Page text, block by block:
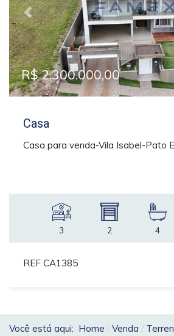
Previous
R$ 2.300.000,00
Casa
Casa para venda-Vila Isabel-Pato
3 2 4
REF CA1385
Você está aqui: Home Venda